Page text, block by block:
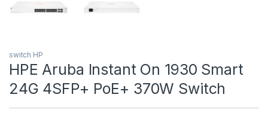
switch HP
HPE Aruba Instant On 1930 Smart
24G 4SFP+ PoE+ 370W Switch